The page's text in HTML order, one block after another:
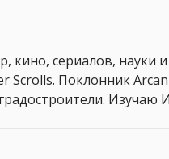
кино, сериалов, науки
Scrolls. Поклонник
Изучаю